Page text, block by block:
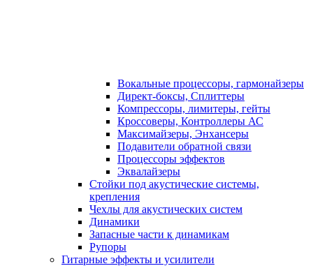
Вокальные процессоры, гармонайзеры
Директ-боксы, Сплиттеры
Компрессоры, лимитеры, гейты
Кроссоверы, Контроллеры АС
Максимайзеры, Энхансеры
Подавители обратной связи
Процессоры эффектов
Эквалайзеры
Стойки под акустические системы,
крепления
Чехлы для акустических систем
Динамики
Запасные части к динамикам
Рупоры
Гитарные эффекты и усилители